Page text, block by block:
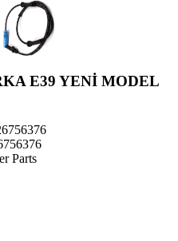
E39 YENİ MODEL
Parts